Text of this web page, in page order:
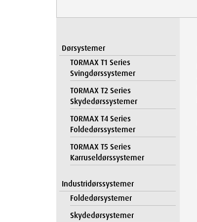
Dørsystemer
TORMAX T1 Series
Svingdørssystemer
TORMAX T2 Series
Skydedørssystemer
TORMAX T4 Series
Foldedørssystemer
TORMAX T5 Series
Karruseldørssystemer
Industridørssystemer
Foldedørsystemer
Skydedørsystemer